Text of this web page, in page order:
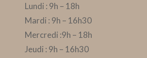
Lundi : 9h – 18h
Mardi : 9h – 16h30
Mercredi :9h – 18h
Jeudi : 9h – 16h30